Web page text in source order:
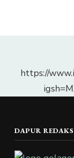
https://
DAPUR